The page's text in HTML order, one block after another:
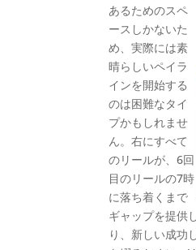
あるためのスペ
ースしかないた
め、実際には素
晴らしいペイラ
インを開始する
のは困難なタイ
プかもしれませ
ん。右にすべて
のリールが、6回
目のリールの7時
に落ち着くまで
ギャップを提供
り、新しい成功